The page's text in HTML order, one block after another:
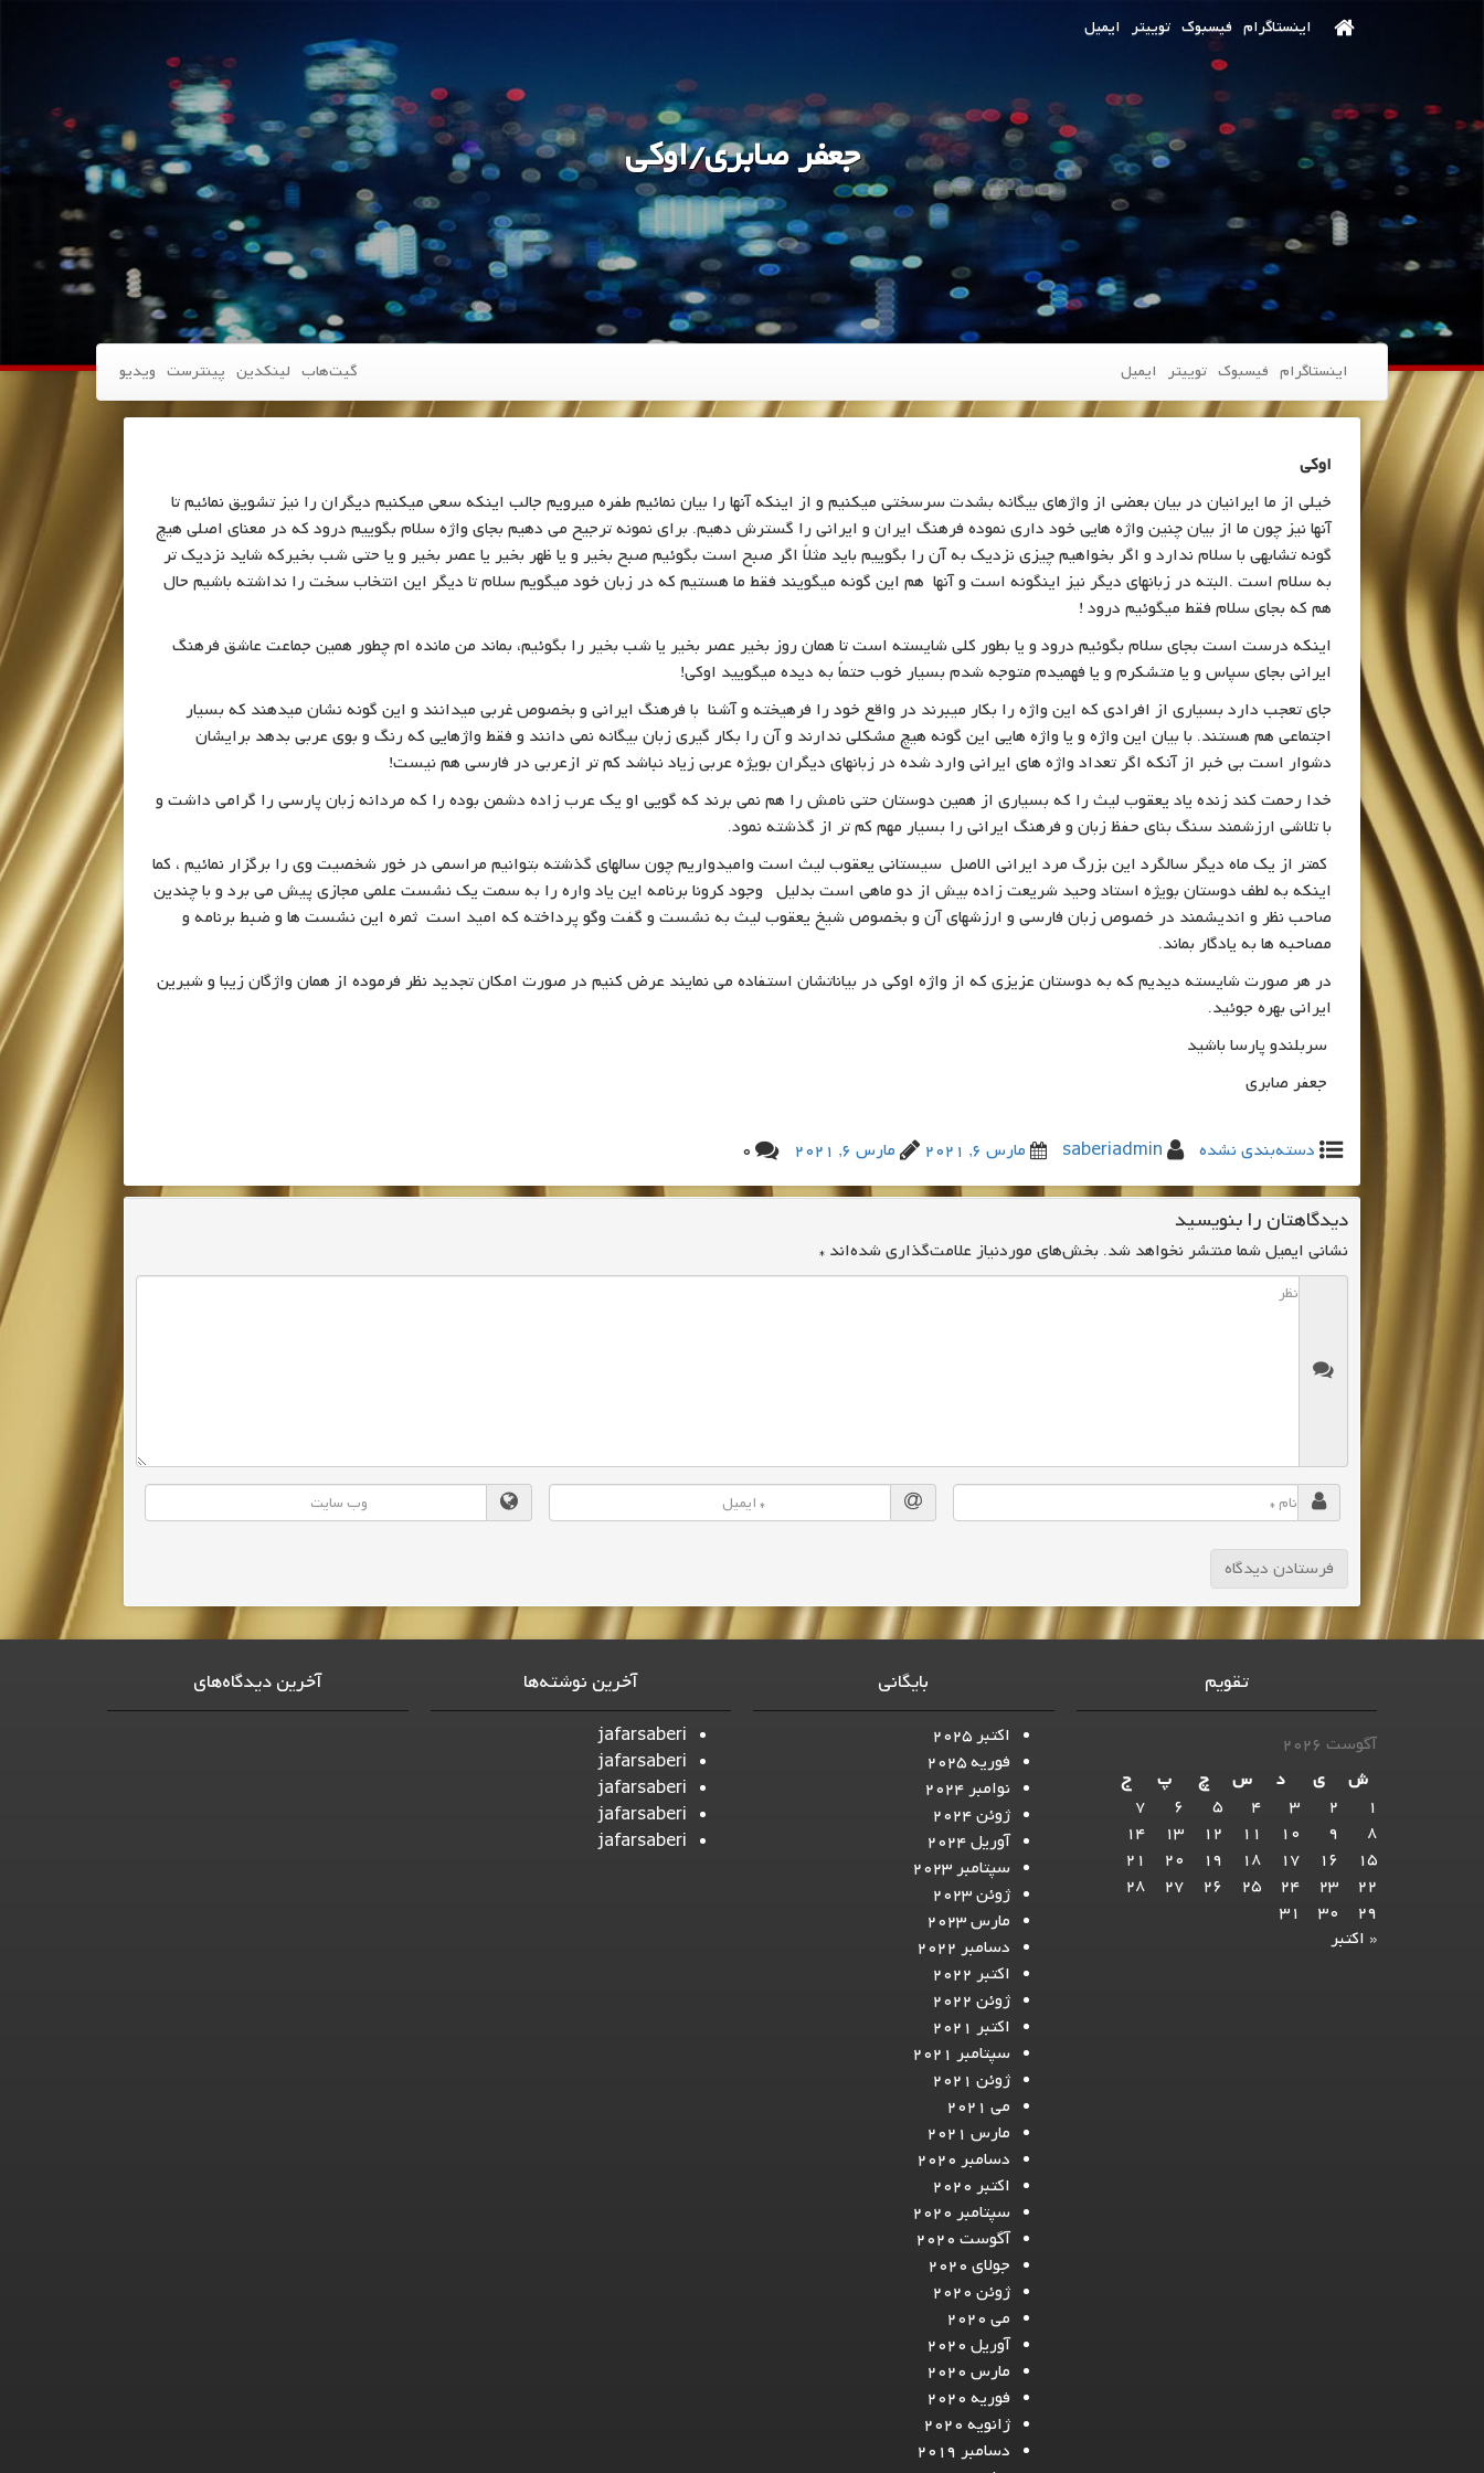
اینستاگرام فیسبوک توییتر ایمیل
جعفر صابری/اوکی
اینستاگرام فیسبوک توییتر ایمیل گیت‌هاب لینکدین پینترست ویدیو
اوکی
خیلی از ما ایرانیان در بیان بعضی از واژهای بیگانه بشدت سرسختی میکنیم و از اینکه آنها را بیان نمائیم طفره میرویم جالب اینکه سعی میکنیم دیگران را نیز تشویق نمائیم تا
آنها نیز چون ما از بیان چنین واژه هایی خود داری نموده فرهنگ ایران و ایرانی را گسترش دهیم. برای نمونه ترجیح می دهیم بجای واژه سلام بگوییم درود که در معنای اصلی هیچ
گونه تشابهی با سلام ندارد و اگر بخواهیم چیزی نزدیک به آن را بگوییم باید مثلاً اگر صبح است بگوئیم صبح بخیر و یا ظهر بخیر یا عصر بخیر و یا حتی شب بخیرکه شاید نزدیک تر
به سلام است .البته در زبانهای دیگر نیز اینگونه است و آنها هم این گونه میگویند فقط ما هستیم که در زبان خود میگویم سلام تا دیگر این انتخاب سخت را نداشته باشیم حال
هم که بجای سلام فقط میگوئیم درود !
اینکه درست است بجای سلام بگوئیم درود و یا بطور کلی شایسته است تا همان روز بخیر عصر بخیر یا شب بخیر را بگوئیم، بماند من مانده ام چطور همین جماعت عاشق فرهنگ
ایرانی بجای سپاس و یا متشکرم و یا فهمیدم متوجه شدم بسیار خوب حتماً به دیده میگویید اوکی!
جای تعجب دارد بسیاری از افرادی که این واژه را بکار میبرند در واقع خود را فرهیخته و آشنا با فرهنگ ایرانی و بخصوص غربی میدانند و این گونه نشان میدهند که بسیار
اجتماعی هم هستند. با بیان این واژه و یا واژه هایی این گونه هیچ مشکلی ندارند و آن را بکار گیری زبان بیگانه نمی دانند و فقط واژهایی که رنگ و بوی عربی بدهد برایشان
دشوار است بی خبر از آنکه اگر تعداد واژه های ایرانی وارد شده در زبانهای دیگران بویژه عربی زیاد نباشد کم تر ازعربی در فارسی هم نیست!
خدا رحمت کند زنده یاد یعقوب لیث را که بسیاری از همین دوستان حتی نامش را هم نمی برند که گویی او یک عرب زاده دشمن بوده را که مردانه زبان پارسی را گرامی داشت و
با تلاشی ارزشمند سنگ بنای حفظ زبان و فرهنگ ایرانی را بسیار مهم کم تر از گذشته نمود.
کمتر از یک ماه دیگر سالگرد این بزرگ مرد ایرانی الاصل سیستانی یعقوب لیث است وامیدواریم چون سالهای گذشته بتوانیم مراسمی در خور شخصیت وی را برگزار نمائیم ، کما
اینکه به لطف دوستان بویژه استاد وحید شریعت زاده بیش از دو ماهی است بدلیل وجود کرونا برنامه این یاد واره را به سمت یک نشست علمی مجازی پیش می برد و با چندین
صاحب نظر و اندیشمند در خصوص زبان فارسی و ارزشهای آن و بخصوص شیخ یعقوب لیث به نشست و گفت وگو پرداخته که امید است ثمره این نشست ها و ضبط برنامه و
مصاحبه ها به یادگار بماند.
در هر صورت شایسته دیدیم که به دوستان عزیزی که از واژه اوکی در بیاناتشان استفاده می نمایند عرض کنیم در صورت امکان تجدید نظر فرموده از همان واژگان زیبا و شیرین
ایرانی بهره جوئید.
سربلندو پارسا باشید
جعفر صابری
دسته‌بندی نشده saberiadmin مارس 6, 2021 مارس 6, 2021 0
دیدگاهتان را بنویسید
نشانی ایمیل شما منتشر نخواهد شد. بخش‌های موردنیاز علامت‌گذاری شده‌اند *
تقویم
آگوست 2026
ش
ی د س چ پ
ج
1
2
3
4
5
6
7
8
9
10
11
12
13
14
15
16
17
18
19
20
21
22
23
24
25
26
27
28
29
30
31
« اکتبر
بایگانی
اکتبر 2025
فوریه 2025
نوامبر 2024
ژوئن 2024
آوریل 2024
سپتامبر 2023
ژوئن 2023
مارس 2023
دسامبر 2022
اکتبر 2022
ژوئن 2022
اکتبر 2021
سپتامبر 2021
ژوئن 2021
می 2021
مارس 2021
دسامبر 2020
اکتبر 2020
سپتامبر 2020
آگوست 2020
جولای 2020
ژوئن 2020
می 2020
آوریل 2020
مارس 2020
فوریه 2020
ژانویه 2020
دسامبر 2019
آخرین نوشته‌ها
jafarsaberi
jafarsaberi
jafarsaberi
jafarsaberi
jafarsaberi
آخرین دیدگاه‌های